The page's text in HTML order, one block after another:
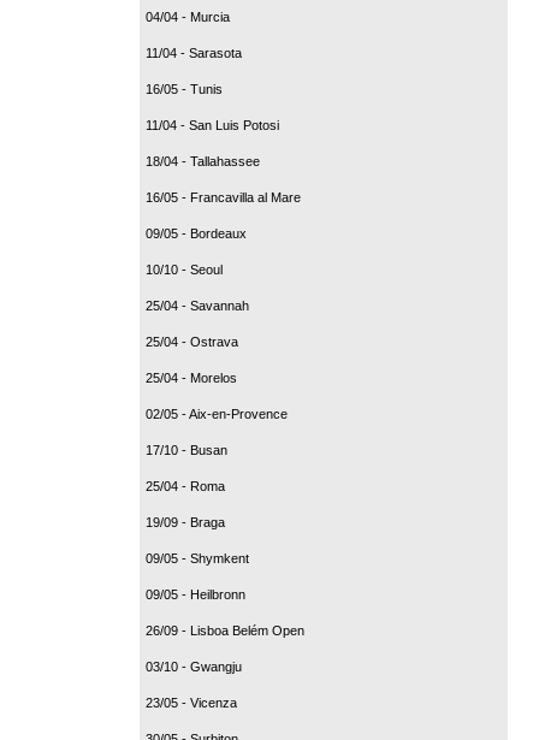
04/04 - Murcia
11/04 - Sarasota
16/05 - Tunis
11/04 - San Luis Potosi
18/04 - Tallahassee
16/05 - Francavilla al Mare
09/05 - Bordeaux
10/10 - Seoul
25/04 - Savannah
25/04 - Ostrava
25/04 - Morelos
02/05 - Aix-en-Provence
17/10 - Busan
25/04 - Roma
19/09 - Braga
09/05 - Shymkent
09/05 - Heilbronn
26/09 - Lisboa Belém Open
03/10 - Gwangju
23/05 - Vicenza